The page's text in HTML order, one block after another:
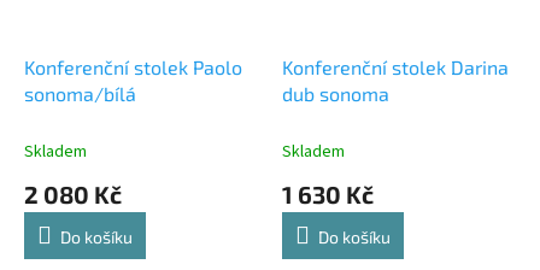
Konferenční stolek Paolo
sonoma/bílá
Skladem
2 080 Kč
Do košíku
Konferenční stolek Darina
dub sonoma
Skladem
1 630 Kč
Do košíku